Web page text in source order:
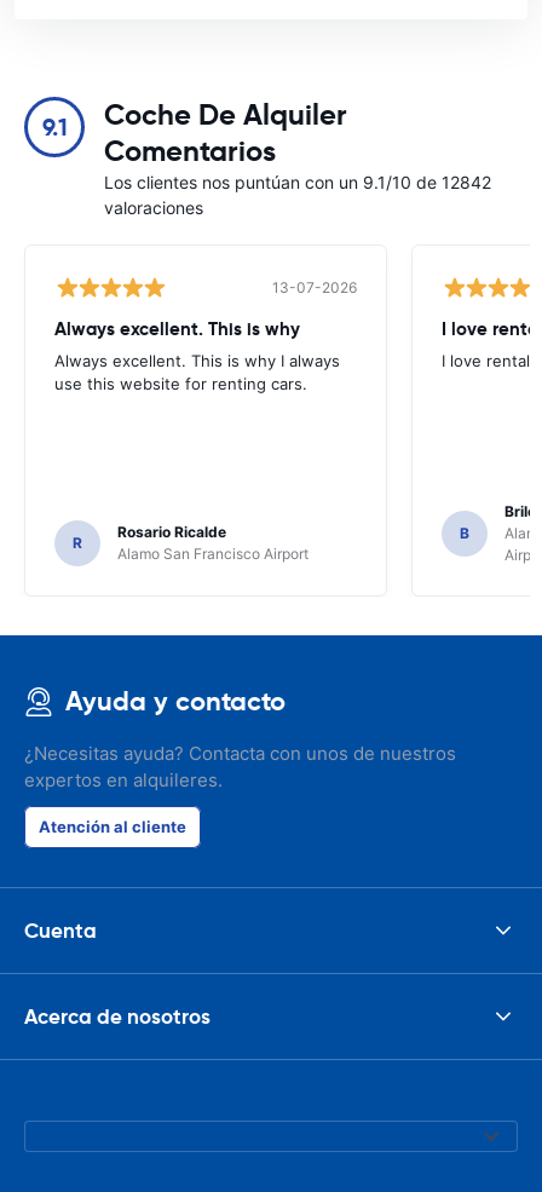
9.1
Coche De Alquiler
Comentarios
Los clientes nos puntúan con un 9.1/10 de 12842
valoraciones
13-07-2026
Always excellent. This is why
Always excellent. This is why I always
use this website for renting cars.
R
Rosario Ricalde
Alamo San Francisco Airport
I love
I love rental
B
Ayuda y contacto
¿Necesitas ayuda? Contacta con unos de nuestros
expertos en alquileres.
Atención al cliente
Cuenta
Acerca de nosotros